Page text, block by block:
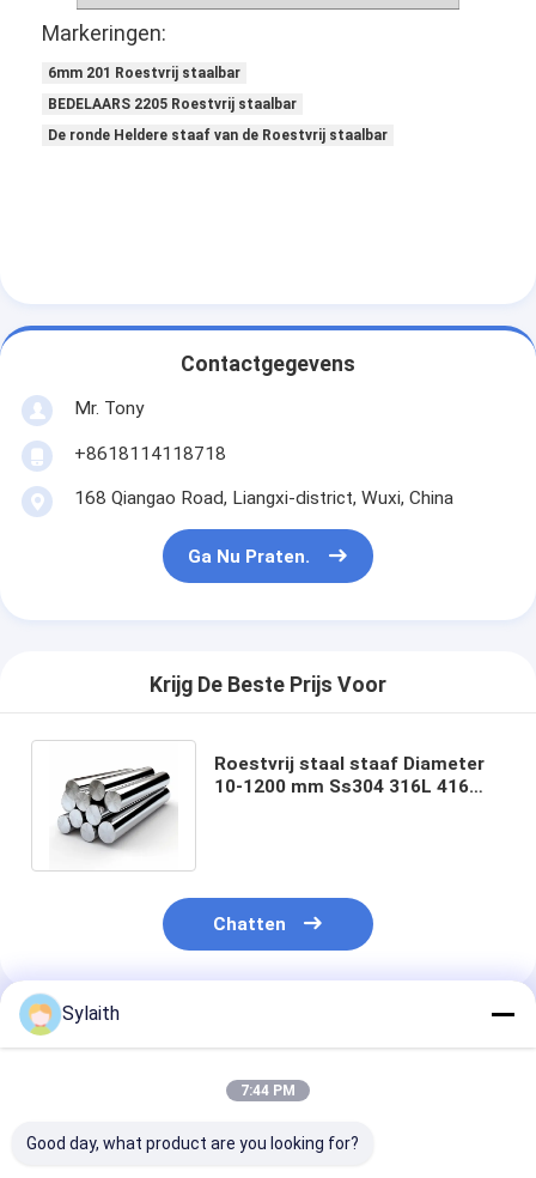
Markeringen:
6mm 201 Roestvrij staalbar
BEDELAARS 2205 Roestvrij staalbar
De ronde Heldere staaf van de Roestvrij staalbar
Contactgegevens
Mr. Tony
+8618114118718
168 Qiangao Road, Liangxi-district, Wuxi, China
Ga Nu Praten.
Krijg De Beste Prijs Voor
Roestvrij staal staaf Diameter
10-1200 mm Ss304 316L 416
Chatten
Geadviseerde Producten
Sylaith
7:44 PM
Good day, what product are you looking for?